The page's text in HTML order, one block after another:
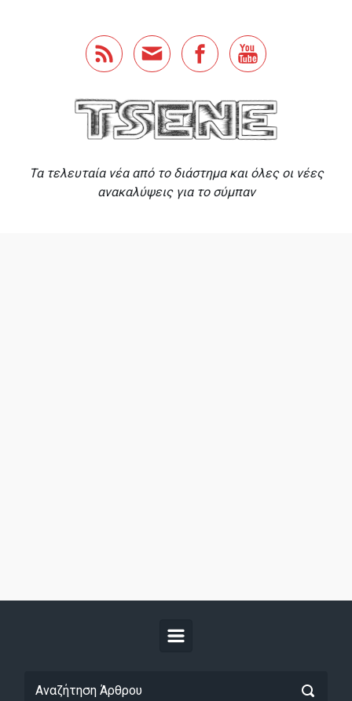
Τα τελευταία νέα από το διάστημα και όλες οι νέες
ανακαλύψεις για το σύμπαν